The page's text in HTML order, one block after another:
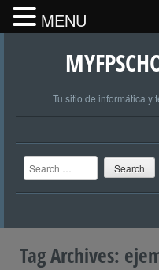
Tu sitio de informática y
Search
Tag Archives:
MENU